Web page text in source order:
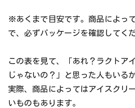
※あくまで目安です。商品によっ
で、必ずパッケージを確認してく
この表を見て、「あれ？ラクトア
じゃないの？」と思った人もいる
実際、商品によってはアイスクリ
いものもあります。